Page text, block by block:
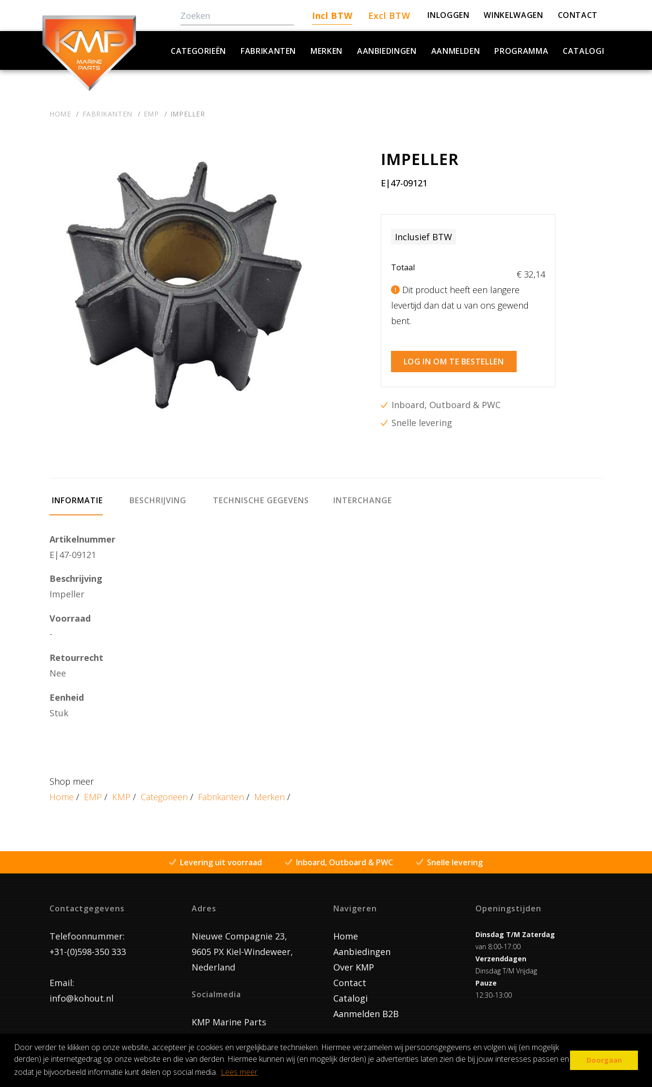
Door verder te klikken op onze website, accepteer je cookies en vergelijkbare technieken. Hiermee verzamelen wij persoonsgegevens en volgen wij (en mogelijk
derden) je internetgedrag op onze website en die van derden. Hiermee kunnen wij (en mogelijk derden) je advertenties laten zien die bij jouw interesses passen en
zodat je bijvoorbeeld informatie kunt delen op social media. Lees meer
Doorgaan
Incl BTW Excl BTW INLOGGEN WINKELWAGEN CONTACT
CATEGORIEËN FABRIKANTEN MERKEN AANBIEDINGEN AANMELDEN PROGRAMMA CATALOGI
HOME FABRIKANTEN EMP IMPELLER
IMPELLER
E|47-09121
Inclusief BTW
Totaal
€ 32,14
Dit product heeft een langere
levertijd dan dat u van ons gewend
bent.
LOG IN OM TE BESTELLEN
Inboard, Outboard & PWC
Snelle levering
INFORMATIE BESCHRIJVING TECHNISCHE GEGEVENS INTERCHANGE
Artikelnummer
E|47-09121
Beschrijving
Impeller
Voorraad
-
Retourrecht
Nee
Eenheid
Stuk
Shop meer
Home / EMP / KMP / Categorieën / Fabrikanten / Merken /
Levering uit voorraad Inboard, Outboard & PWC Snelle levering
Contactgegevens
Telefoonnummer:
+31-(0)598-350 333
Email:
info@kohout.nl
Adres
Nieuwe Compagnie 23,
9605 PX Kiel-Windeweer,
Nederland
Socialmedia
KMP Marine Parts
Navigeren
Home
Aanbiedingen
Over KMP
Contact
Catalogi
Aanmelden B2B
Openingstijden
Dinsdag T/M Zaterdag
van 8:00-17:00
Verzenddagen
Dinsdag T/M Vrijdag
Pauze
12:30-13:00
ALGEMENE VOORWAARDEN